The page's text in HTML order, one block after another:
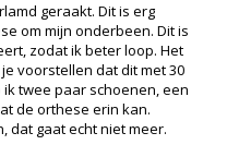
geraakt. Dit is erg
om mijn onderbeen. Dit is
zodat ik beter loop. Het
voorstellen dat dit met 30
twee paar schoenen, een
de orthese erin kan.
dat gaat echt niet meer.